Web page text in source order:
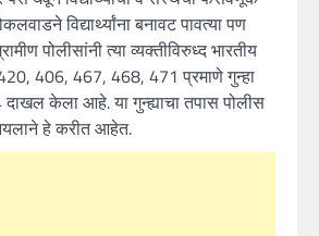
विद्यार्थ्यांना बनावट पावत्या पण
पोलीसांनी त्या व्यक्तीविरुध्द भारतीय
406, 467, 468, 471 प्रमाणे गुन्हा
केला आहे. या गुन्ह्याचा तपास पोलीस
हे करीत आहेत.